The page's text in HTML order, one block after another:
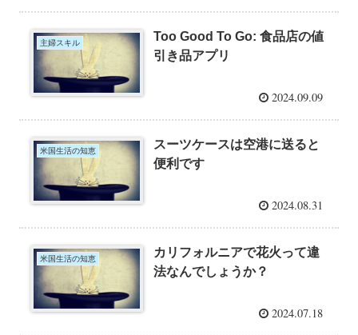
主婦スキル
Too Good To Go: 食品店の値
引き品アプリ
2024.09.09
米国生活の知恵
スーツケースは空港に送ると
便利です
2024.08.31
米国生活の知恵
カリフォルニアで花火って違
法なんでしょうか？
2024.07.18